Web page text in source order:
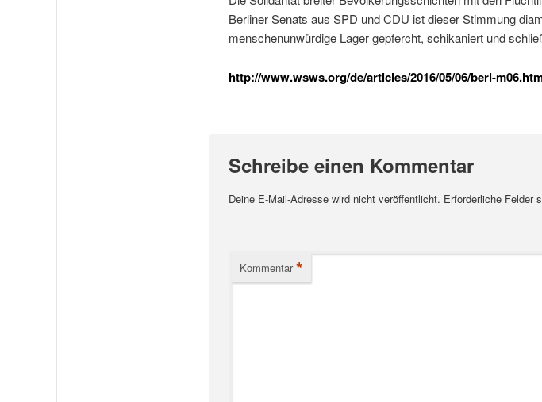
Berliner Senats aus SPD und CDU ist dieser Stimmung
menschenunwürdige Lager gepfercht, schikaniert und
http://www.wsws.org/de/articles/2016/05/06/berl-
Schreibe einen Kommentar
Deine E-Mail-Adresse wird nicht veröffentlicht. Erforderliche Felder
Kommentar *